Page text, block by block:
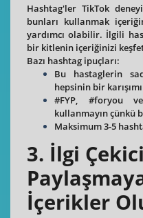
Hashtag'ler TikTok
bunları kullanmak
yardımcı olabilir. İlgili
bir kitlenin içeriğinizi
Bazı hashtag ipuçları:
Bu hastaglerin
hepsinin bir
#FYP, #foryou
kullanmayın çünkü
Maksimum 3-5
3. İlgi
İçerikler